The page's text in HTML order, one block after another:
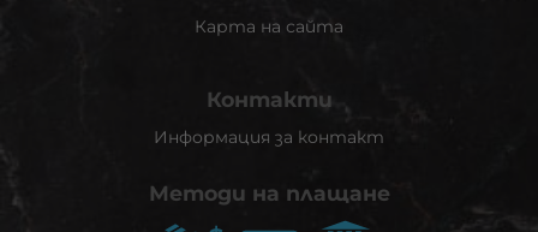
Карта на сайта
Контакти
Информация за контакт
Методи на плащане